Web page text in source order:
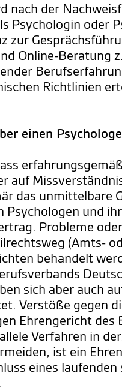
nach der
Psychologin oder
zur
Online-Beratung
Richtlinien
einen
auf
das unmittelbare
Psychologen und
Probleme
(Amts-
behandelt
sich aber auch
Verstöße gegen
Ehrengericht des
Verfahren in
ist ein
eines